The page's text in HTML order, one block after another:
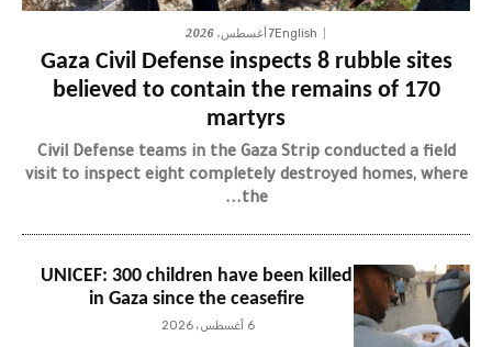
English7 أغسطس، 2026
Gaza Civil Defense inspects 8 rubble sites
believed to contain the remains of 170
martyrs
Civil Defense teams in the Gaza Strip conducted a field
visit to inspect eight completely destroyed homes, where
the...
UNICEF: 300 children have been killed
in Gaza since the ceasefire
6 أغسطس، 2026